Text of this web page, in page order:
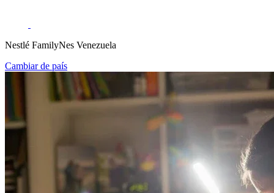
Nestlé FamilyNes Venezuela
Cambiar de país